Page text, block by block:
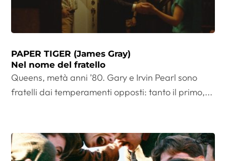
PAPER TIGER (James Gray)
Nel nome del fratello
Queens, metà anni ’80. Gary e Irvin Pearl sono
fratelli dai temperamenti opposti: tanto il primo,...